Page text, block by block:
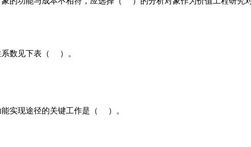
数见下表（ ）。
实现途径的关键工作是（ ）。